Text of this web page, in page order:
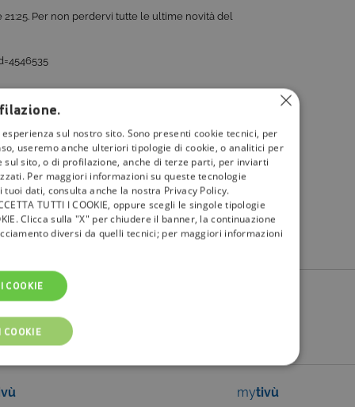
Per non perdervi tutte le ultime novità del
mytivù
sul nostro sito. Sono presenti cookie tecnici, per
useremo anche ulteriori tipologie di cookie, o analitici per
sito, o di profilazione, anche di terze parti, per inviarti
Per maggiori informazioni su queste tecnologie
dati, consulta anche la nostra Privacy Policy.
TUTTI I COOKIE, oppure scegli le singole tipologie
Clicca sulla "X" per chiudere il banner, la continuazione
diversi da quelli tecnici; per maggiori informazioni
COOKIE
COOKIE
DI PROFILAZIONE FUNZIONALITÀ